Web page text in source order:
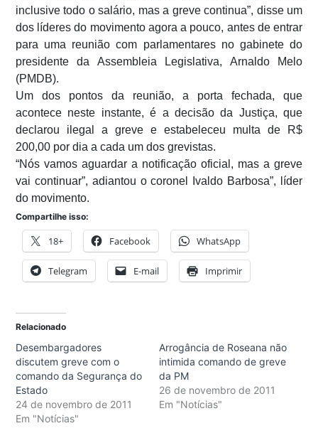
inclusive todo o salário, mas a greve continua”, disse um
dos líderes do movimento agora a pouco, antes de entrar
para uma reunião com parlamentares no gabinete do
presidente da Assembleia Legislativa, Arnaldo Melo
(PMDB).
Um dos pontos da reunião, a porta fechada, que
acontece neste instante, é a decisão da Justiça, que
declarou ilegal a greve e estabeleceu multa de R$
200,00 por dia a cada um dos grevistas.
“Nós vamos aguardar a notificação oficial, mas a greve
vai continuar”, adiantou o coronel Ivaldo Barbosa”, líder
do movimento.
Compartilhe isso:
18+ Facebook WhatsApp
Telegram E-mail Imprimir
Relacionado
Desembargadores
discutem greve com o
comando da Segurança do
Estado
24 de novembro de 2011
Em "Notícias"
Arrogância de Roseana não
intimida comando de greve
da PM
26 de novembro de 2011
Em "Notícias"